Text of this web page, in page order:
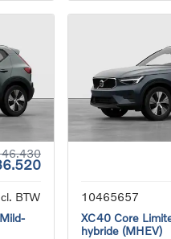
BTW
10465657
XC40 Core
hybride (MHEV)